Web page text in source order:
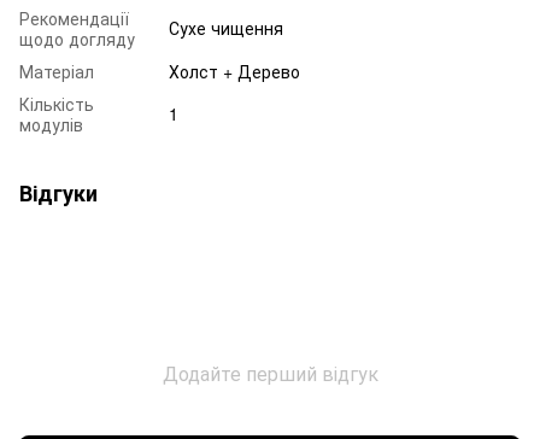
Рекомендації
щодо догляду
Сухе чищення
Матеріал
Холст + Дерево
Кількість
модулів
1
Відгуки
Додайте перший відгук